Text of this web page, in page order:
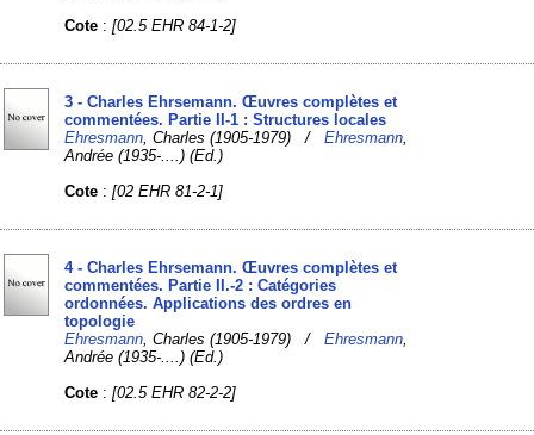
Cote :[02.5 EHR 84-1-2]
3 - Charles Ehrsemann. Œuvres complètes et
commentées. Partie II-1 : Structures locales
Ehresmann , Charles (1905-1979) /Ehresmann
Andrée (1935-....) (Ed.)
Cote :[02 EHR 81-2-1]
4 - Charles Ehrsemann. Œuvres complètes et
commentées. Partie II.-2 : Catégories
ordonnées. Applications des ordres en
topologie
Ehresmann , Charles (1905-1979) /Ehresmann
Andrée (1935-....) (Ed.)
Cote :[02.5 EHR 82-2-2]